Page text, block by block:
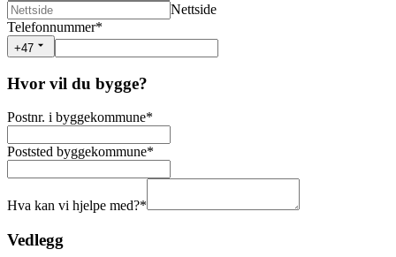
Nettside
Telefonnummer*
+47
Hvor vil du bygge?
Postnr. i byggekommune*
Poststed byggekommune*
Hva kan vi hjelpe med?*
Vedlegg